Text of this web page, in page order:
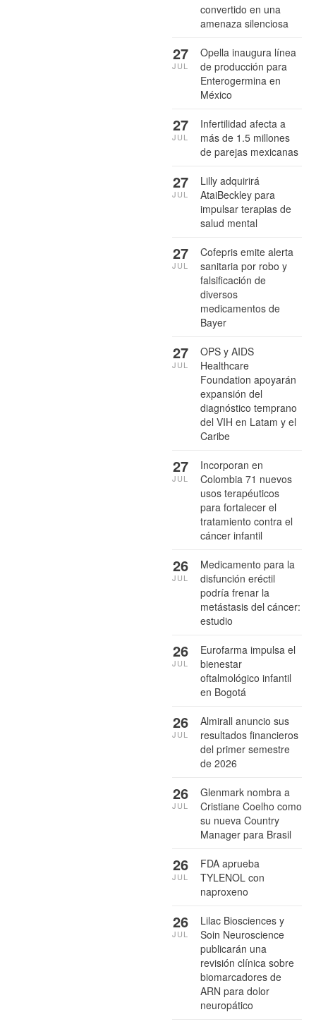
convertido en una
amenaza silenciosa
Opella inaugura línea
de producción para
Enterogermina en
México
27
JUL
Infertilidad afecta a
más de 1.5 millones
de parejas mexicanas
27
JUL
Lilly adquirirá
AtaiBeckley para
impulsar terapias de
salud mental
27
JUL
Cofepris emite alerta
sanitaria por robo y
falsificación de
diversos
medicamentos de
Bayer
27
JUL
OPS y AIDS
Healthcare
Foundation apoyarán
expansión del
diagnóstico temprano
del VIH en Latam y el
Caribe
27
JUL
Incorporan en
Colombia 71 nuevos
usos terapéuticos
para fortalecer el
tratamiento contra el
cáncer infantil
27
JUL
Medicamento para la
disfunción eréctil
podría frenar la
metástasis del cáncer:
estudio
26
JUL
Eurofarma impulsa el
bienestar
oftalmológico infantil
en Bogotá
26
JUL
Almirall anuncio sus
resultados financieros
del primer semestre
de 2026
26
JUL
Glenmark nombra a
Cristiane Coelho como
su nueva Country
Manager para Brasil
26
JUL
FDA aprueba
TYLENOL con
naproxeno
26
JUL
Lilac Biosciences y
Soin Neuroscience
publicarán una
revisión clínica sobre
biomarcadores de
ARN para dolor
neuropático
26
JUL